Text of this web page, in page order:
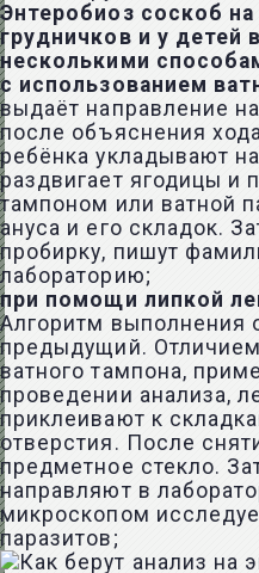
Энтеробиоз соскоб на
грудничков и у детей
несколькими
с использованием
выдаёт направление
после объяснения
ребёнка укладывают
раздвигает ягодицы и
тампоном или ватной
ануса и его складок.
пробирку, пишут
лабораторию;
при помощи липкой
Алгоритм выполнения
предыдущий.
ватного тампона,
проведении анализа,
приклеивают к
отверстия. После
предметное стекло.
направляют в
микроскопом
паразитов;